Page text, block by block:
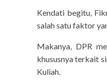
Kendati begitu,
salah satu faktor
Makanya, DPR
khususnya terkait
Kuliah.